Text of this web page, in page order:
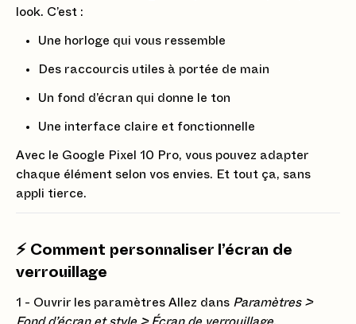
look. C’est :
Une horloge qui vous ressemble
Des raccourcis utiles à portée de main
Un fond d’écran qui donne le ton
Une interface claire et fonctionnelle
Avec le Google Pixel 10 Pro, vous pouvez adapter
chaque élément selon vos envies. Et tout ça, sans
appli tierce.
⚡️ Comment personnaliser l’écran de
verrouillage
1 - Ouvrir les paramètres Allez dans Paramètres >